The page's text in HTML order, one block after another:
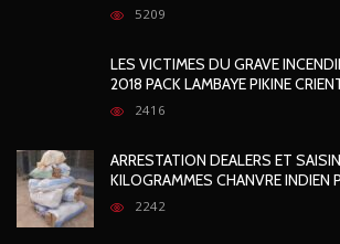
5209
LES VICTIMES DU GRAVE
2018 PACK LAMBAYE PIKINE
2416
ARRESTATION DEALERS ET
KILOGRAMMES CHANVRE INDIEN
2242